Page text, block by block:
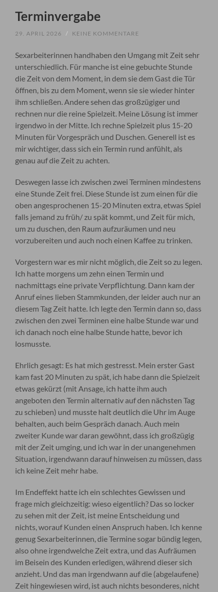
Terminvergabe
29. APRIL 2026 / KEINE KOMMENTARE
Sexarbeiterinnen handhaben den Umgang mit Zeit sehr
unterschiedlich. Für manche ist eine gebuchte Stunde
die Zeit von dem Moment, in dem sie dem Gast die Tür
öffnen, bis zu dem Moment, wenn sie sie wieder hinter
ihm schließen. Andere sehen das großzügiger und
rechnen nur die reine Spielzeit. Meine Lösung ist immer
irgendwo in der Mitte. Ich rechne Spielzeit plus 15-20
Minuten für Vorgespräch und Duschen. Generell ist es
mir wichtiger, dass sich ein Termin rund anfühlt, als
genau auf die Zeit zu achten.
Deswegen lasse ich zwischen zwei Terminen mindestens
eine Stunde Zeit frei. Diese Stunde ist zum einen für die
oben angesprochenen 15-20 Minuten extra, etwas Spiel
falls jemand zu früh/ zu spät kommt, und Zeit für mich,
um zu duschen, den Raum aufzuräumen und neu
vorzubereiten und auch noch einen Kaffee zu trinken.
Vorgestern war es mir nicht möglich, die Zeit so zu legen.
Ich hatte morgens um zehn einen Termin und
nachmittags eine private Verpflichtung. Dann kam der
Anruf eines lieben Stammkunden, der leider auch nur an
diesem Tag Zeit hatte. Ich legte den Termin dann so, dass
zwischen den zwei Terminen eine halbe Stunde war und
ich danach noch eine halbe Stunde hatte, bevor ich
losmusste.
Ehrlich gesagt: Es hat mich gestresst. Mein erster Gast
kam fast 20 Minuten zu spät, ich habe dann die Spielzeit
etwas gekürzt (mit Ansage, ich hatte ihm auch
angeboten den Termin alternativ auf den nächsten Tag
zu schieben) und musste halt deutlich die Uhr im Auge
behalten, auch beim Gespräch danach. Auch mein
zweiter Kunde war daran gewöhnt, dass ich großzügig
mit der Zeit umging, und ich war in der unangenehmen
Situation, irgendwann darauf hinweisen zu müssen, dass
ich keine Zeit mehr habe.
Im Endeffekt hatte ich ein schlechtes Gewissen und
frage mich gleichzeitig: wieso eigentlich? Das so locker
zu sehen mit der Zeit, ist meine Entscheidung und
nichts, worauf Kunden einen Anspruch haben. Ich kenne
genug Sexarbeiterinnen, die Termine sogar bündig legen,
also ohne irgendwelche Zeit extra, und das Aufräumen
im Beisein des Kunden erledigen, während dieser sich
anzieht. Und das man irgendwann auf die (abgelaufene)
Zeit hingewiesen wird, ist auch nichts besonderes, nicht